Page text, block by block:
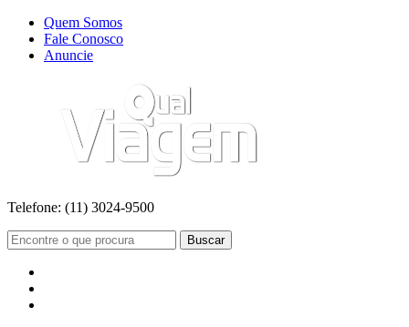
Quem Somos
Fale Conosco
Anuncie
Telefone: (11) 3024-9500
Buscar